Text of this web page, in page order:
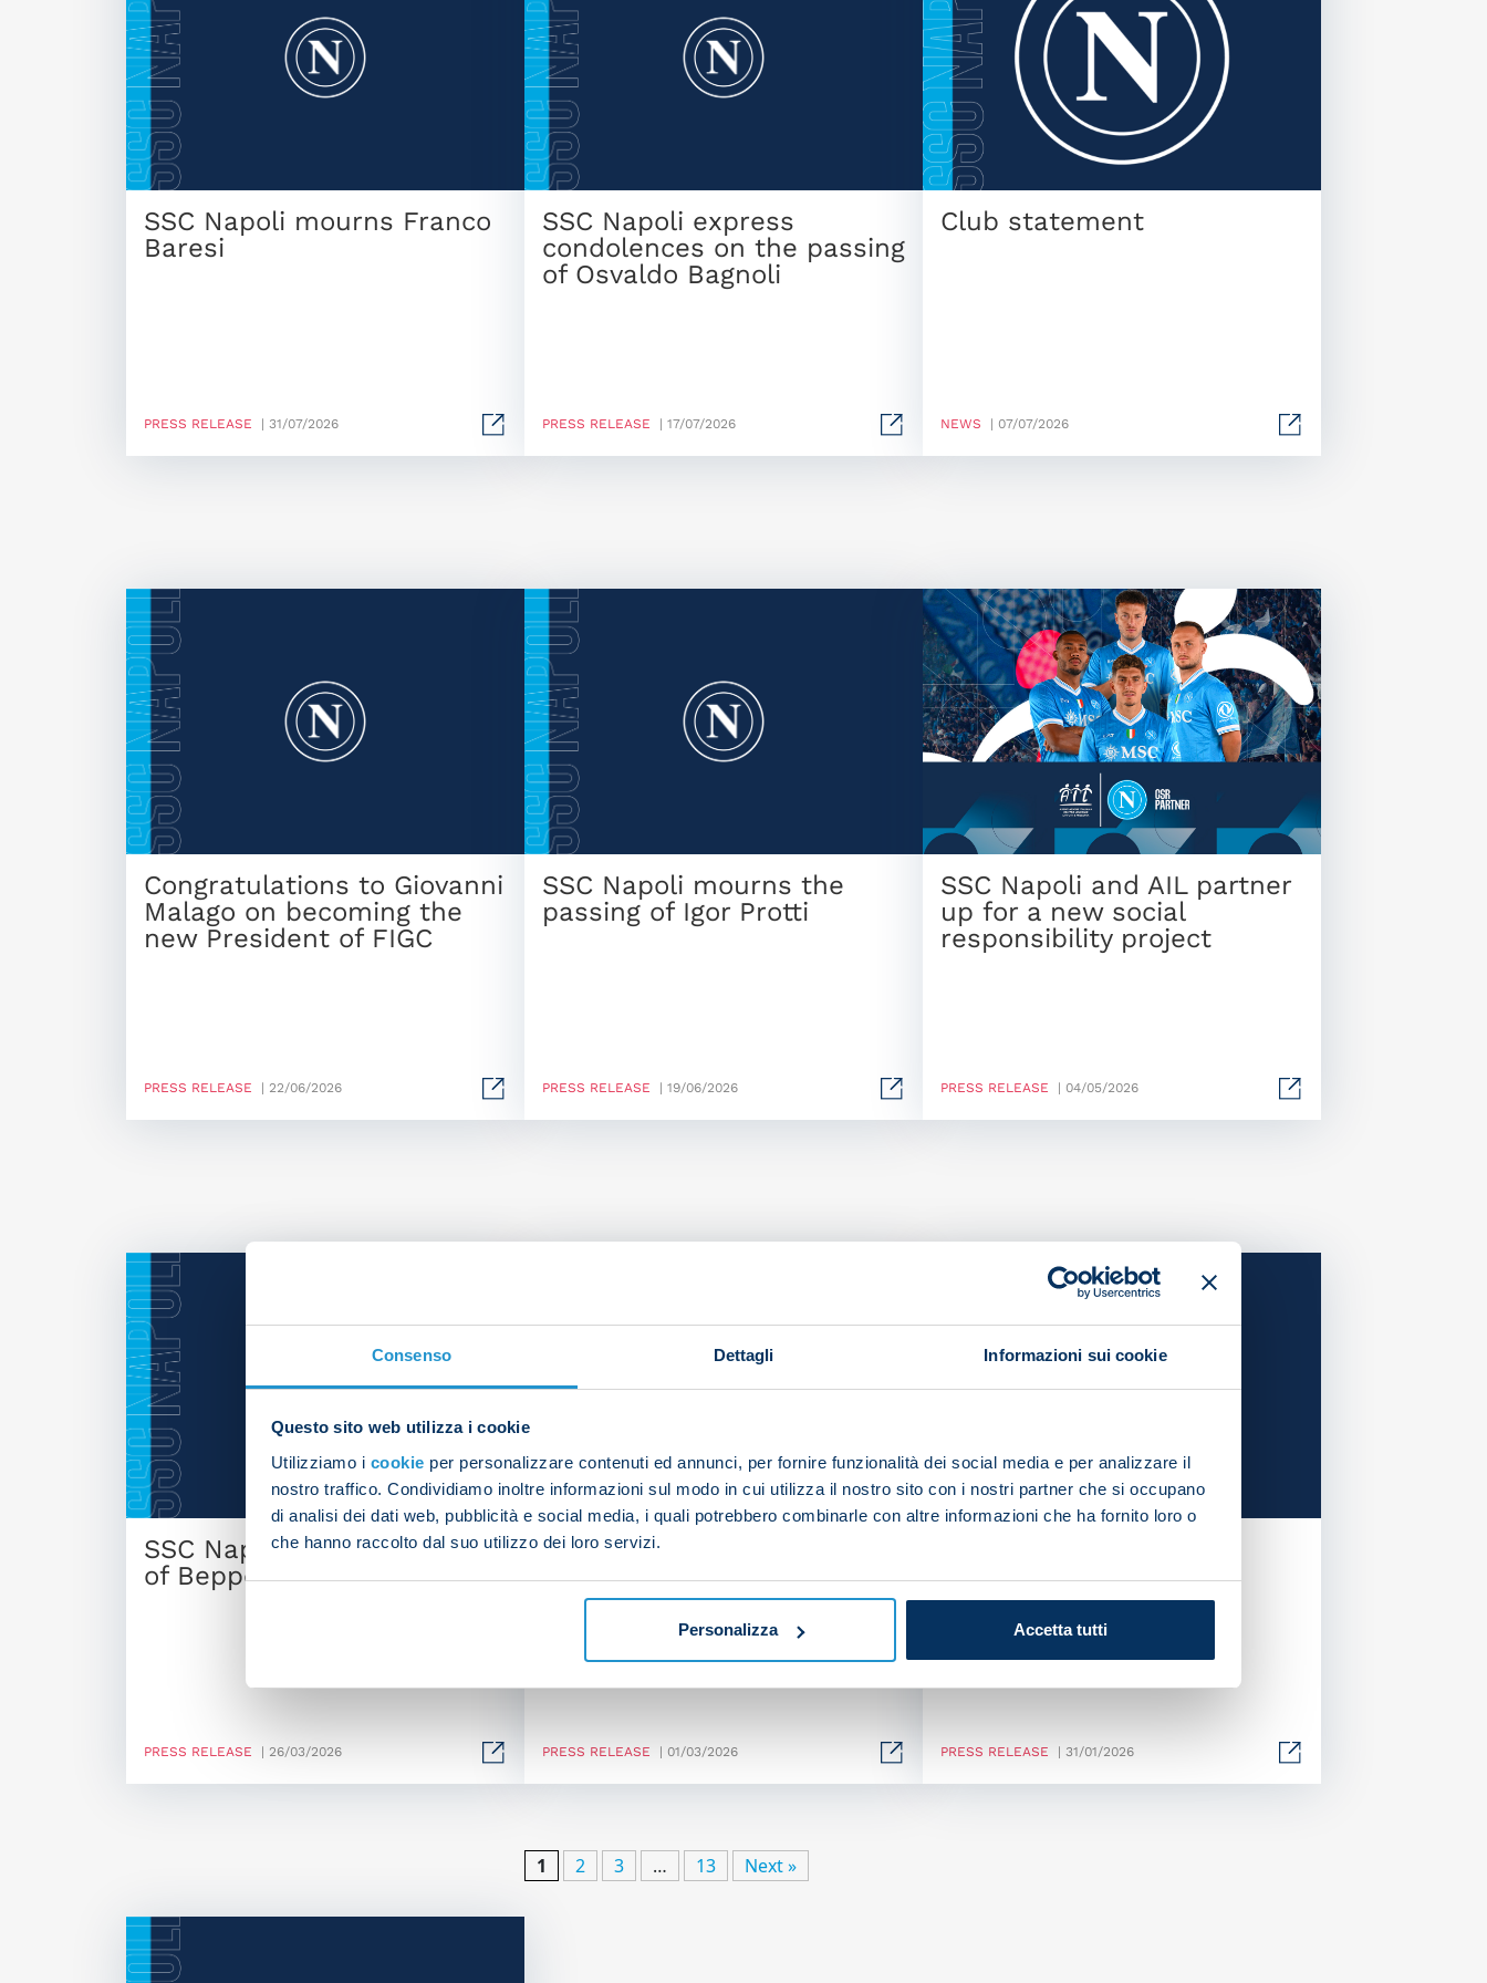
Consenso Dettagli Informazioni sui cookie
Questo sito web utilizza i cookie
Utilizziamo i cookie per personalizzare contenuti ed annunci, per fornire funzionalità dei social media e per analizzare il
nostro traffico. Condividiamo inoltre informazioni sul modo in cui utilizza il nostro sito con i nostri partner che si occupano
di analisi dei dati web, pubblicità e social media, i quali potrebbero combinarle con altre informazioni che ha fornito loro o
che hanno raccolto dal suo utilizzo dei loro servizi.
Personalizza Accetta tutti
SSC Napoli mourns Franco
Baresi
PRESS RELEASE | 31/07/2026
SSC Napoli express
condolences on the passing
of Osvaldo Bagnoli
PRESS RELEASE | 17/07/2026
Club statement
NEWS | 07/07/2026
Congratulations to Giovanni
Malago on becoming the
new President of FIGC
PRESS RELEASE | 22/06/2026
SSC Napoli mourns the
passing of Igor Protti
PRESS RELEASE | 19/06/2026
SSC Napoli and AIL partner
up for a new social
responsibility project
PRESS RELEASE | 04/05/2026
SSC Napoli mourns passing
of Beppe Savoldi
PRESS RELEASE | 26/03/2026
SSC Napoli mourns the
passing of Rino Marchesi
PRESS RELEASE | 01/03/2026
passing of Koulibaly’s
father
PRESS RELEASE | 31/01/2026
1 2 3 … 13 Next »